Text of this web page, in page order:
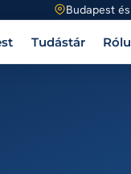
Budapest
Tudástár